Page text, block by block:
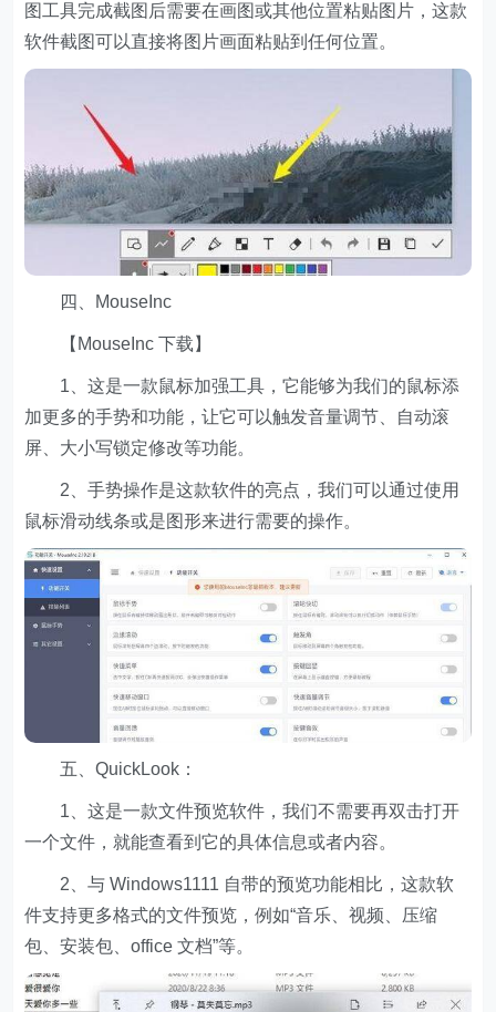
图工具完成截图后需要在画图或其他位置粘贴图片，这款
软件截图可以直接将图片画面粘贴到任何位置。
四、MouseInc
【MouseInc 下载】
1、这是一款鼠标加强工具，它能够为我们的鼠标添
加更多的手势和功能，让它可以触发音量调节、自动滚
屏、大小写锁定修改等功能。
2、手势操作是这款软件的亮点，我们可以通过使用
鼠标滑动线条或是图形来进行需要的操作。
五、QuickLook：
1、这是一款文件预览软件，我们不需要再双击打开
一个文件，就能查看到它的具体信息或者内容。
2、与 Windows1111 自带的预览功能相比，这款软
件支持更多格式的文件预览，例如“音乐、视频、压缩
包、安装包、office 文档”等。